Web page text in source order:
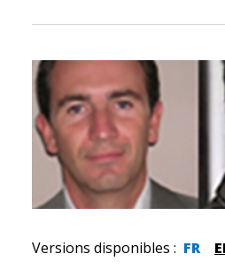
Versions disponibles : FR